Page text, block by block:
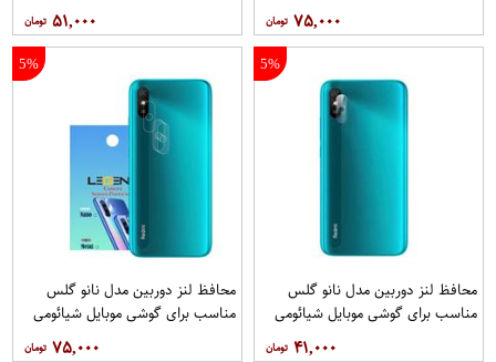
۷۵,۰۰۰ ۵۱,۰۰۰
5%
محافظ لنز دوربین مدل نانو گلس
مناسب برای گوشی موبایل شیائومی
۴۱,۰۰۰
5%
محافظ لنز دوربین مدل نانو گلس
مناسب برای گوشی موبایل شیائومی
۷۵,۰۰۰